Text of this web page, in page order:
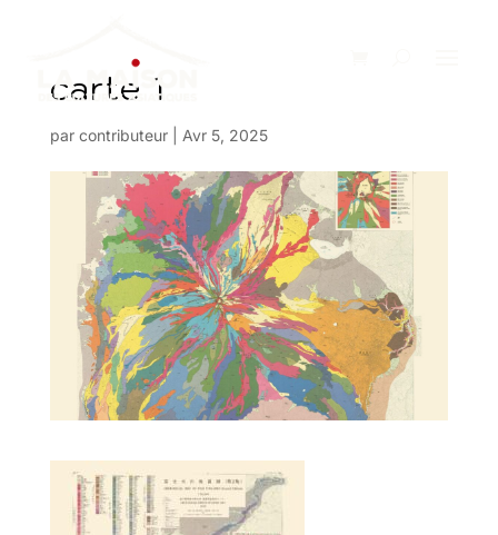
carte 1
par contributeur| Avr 5, 2025